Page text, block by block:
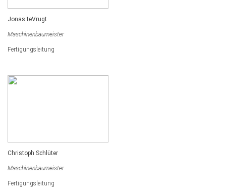
Jonas teVrugt
Maschinenbaumeister
Fertigungsleitung
Christoph Schlüter
Maschinenbaumeister
Fertigungsleitung